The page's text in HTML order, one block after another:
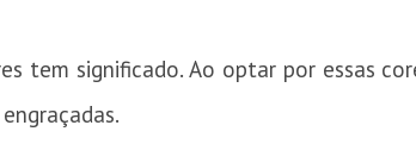
tem significado. Ao optar por essas